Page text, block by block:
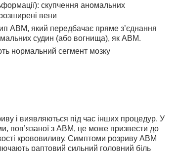
скупчення аномальних
вени
АВМ, який передбачає пряме з’єднання
судин (або вогнища), як АВМ.
нормальний сегмент мозку
і виявляються під час інших процедур. У
пов’язаної з АВМ, це може призвести до
крововиливу. Симптоми розриву АВМ
раптовий сильний головний біль